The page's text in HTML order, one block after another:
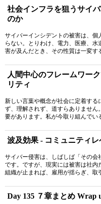
社会インフラを狙うサイ
のか
サイバーインシデントの被害は、個
らない。とりわけ、電力、医療、
害が及んだとき、その性質は一変す
人間中心のフレームワー
リティ
新しい言葉や概念が社会に定着す
ず、理解されず、道すらありませ
要があります。私が今取り組んでい
波及効果 - コミュニティ
サイバー侵害は、しばしば「その
です。ですが、現実には被害は社
組織が止まれば、雇用が揺らぎ、取
Day 135 ７章まとめ Wrap